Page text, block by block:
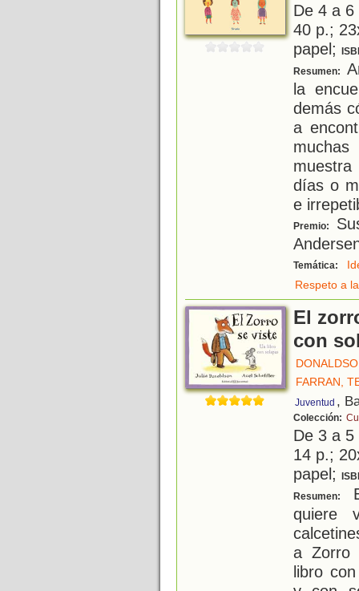
De 4 a
40 p.;
papel;
Resumen:
la
demás
a
días o
e
Premio:
Temática:
Respeto a
El
con
FARRAN,
Juventud ,
Colección:
De 3 a
14 p.;
papel;
Resumen:
quiere
a Zorro
libro